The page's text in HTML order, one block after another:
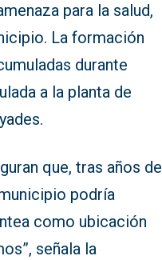
para la salud,
La formación
durante
a la planta de
que, tras años de
podría
como ubicación
señala la